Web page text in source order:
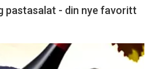
pastasalat - din nye favoritt